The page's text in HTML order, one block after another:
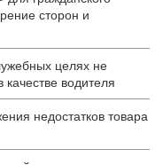
сторон и
целях не
качестве водителя
недостатков товара